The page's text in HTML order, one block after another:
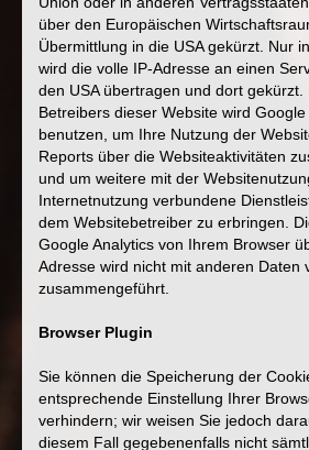
über den Europäischen
Übermittlung in die USA gekürzt. Nur
wird die volle IP-Adresse an einen
den USA übertragen und dort gekürzt.
Betreibers dieser Website wird
benutzen, um Ihre Nutzung der
Reports über die Websiteaktivitäten
und um weitere mit der
Internetnutzung verbundene
dem Websitebetreiber zu erbringen.
Google Analytics von Ihrem Browser
Adresse wird nicht mit anderen Daten
zusammengeführt.
Browser Plugin
Sie können die Speicherung der
entsprechende Einstellung Ihrer
verhindern; wir weisen Sie jedoch
diesem Fall gegebenenfalls nicht